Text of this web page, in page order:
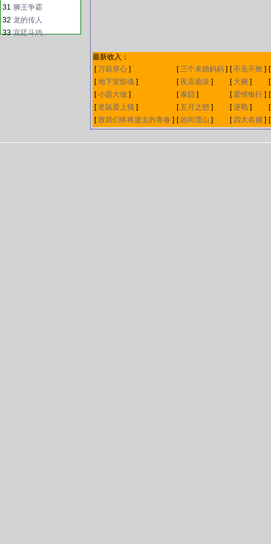
31 狮王争霸
32 龙的传人
33 宫廷斗鸡
最新收入：
[万箭穿心 ] [三个未婚妈妈 ] [不见不散 ]
[地下室惊魂 ] [夜店诡谈 ] [ 大腕 ]
[小題大做 ] [泰囧 ] [爱情银行 ]
[老鼠爱上猫 ] [五月之戀 ] [逆戰 ]
[致我们终将逝去的青春 ] [ 凶间雪山 ] [ 四大名捕 ]